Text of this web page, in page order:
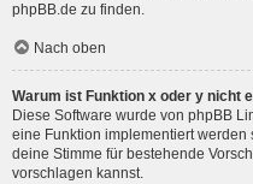
phpBB.de zu finden.
Nach oben
Warum ist Funktion x oder y nicht
Diese Software wurde von phpBB
eine Funktion implementiert werden
deine Stimme für bestehende
vorschlagen kannst.